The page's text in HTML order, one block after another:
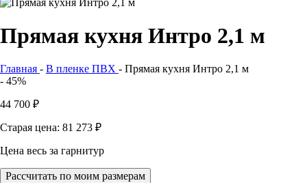
Прямая кухня Интро 2,1 м
Главная - В пленке ПВХ - Прямая кухня Интро 2,1 м
- 45%
44 700 ₽
Старая цена: 81 273 ₽
Цена весь за гарнитур
Рассчитать по моим размерам